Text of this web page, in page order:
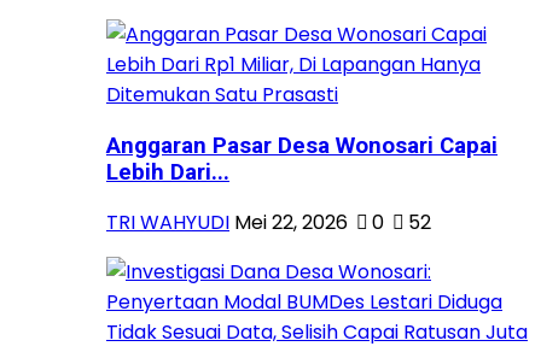
Anggaran Pasar Desa Wonosari Capai
Lebih Dari...
TRI WAHYUDI Mei 22, 2026 0 52